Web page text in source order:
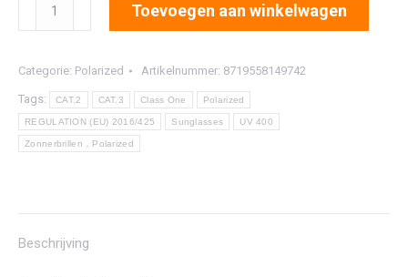
aantal
Toevoegen aan winkelwagen
Categorie: Polarized Artikelnummer: 8719558149742
Tags: CAT.2 CAT.3 Class One Polarized
REGULATION (EU) 2016/425 Sunglasses UV 400
Zonnerbrillen，Polarized
Beschrijving